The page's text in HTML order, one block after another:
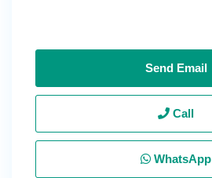
Send Email
Call
WhatsApp